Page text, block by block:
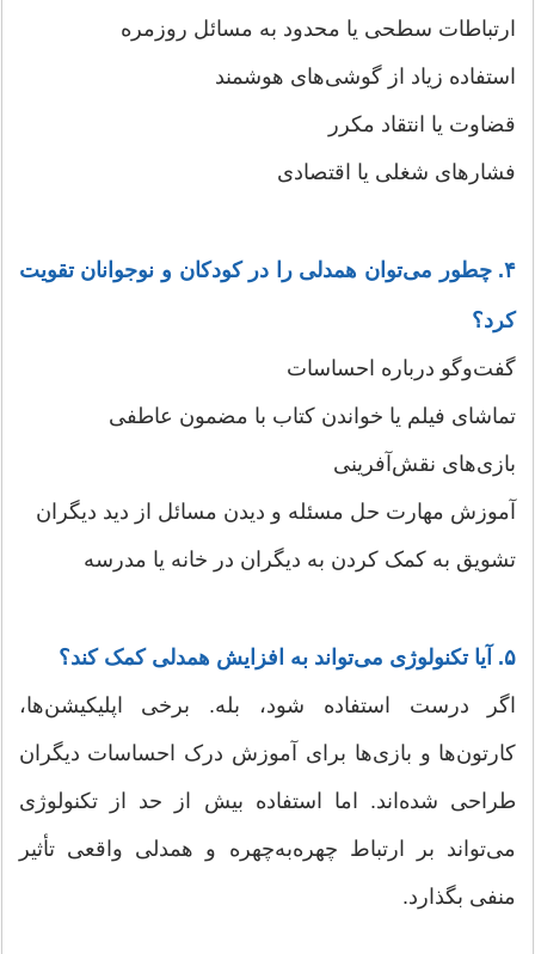
ارتباطات سطحی یا محدود به مسائل روزمره
استفاده زیاد از گوشی‌های هوشمند
قضاوت یا انتقاد مکرر
فشارهای شغلی یا اقتصادی
۴. چطور می‌توان همدلی را در کودکان و نوجوانان تقویت
کرد؟
گفت‌وگو درباره احساسات
تماشای فیلم یا خواندن کتاب با مضمون عاطفی
بازی‌های نقش‌آفرینی
آموزش مهارت حل مسئله و دیدن مسائل از دید دیگران
تشویق به کمک کردن به دیگران در خانه یا مدرسه
۵. آیا تکنولوژی می‌تواند به افزایش همدلی کمک کند؟
اگر درست استفاده شود، بله. برخی اپلیکیشن‌ها،
کارتون‌ها و بازی‌ها برای آموزش درک احساسات دیگران
طراحی شده‌اند. اما استفاده بیش از حد از تکنولوژی
می‌تواند بر ارتباط چهره‌به‌چهره و همدلی واقعی تأثیر
منفی بگذارد.